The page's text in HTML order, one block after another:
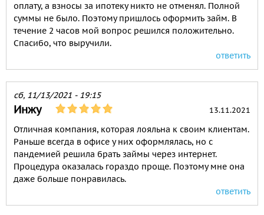
оплату, а взносы за ипотеку никто не отменял. Полной
суммы не было. Поэтому пришлось оформить займ. В
течение 2 часов мой вопрос решился положительно.
Спасибо, что выручили.
ответить
сб, 11/13/2021 - 19:15
Инжу 13.11.2021
Отличная компания, которая лояльна к своим клиентам.
Раньше всегда в офисе у них оформлялась, но с
пандемией решила брать займы через интернет.
Процедура оказалась гораздо проще. Поэтому мне она
даже больше понравилась.
ответить